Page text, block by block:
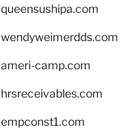
queensushipa.com
wendyweimerdds.com
ameri-camp.com
hrsreceivables.com
empconst1.com